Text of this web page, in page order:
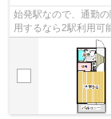
始発駅なので、通勤
用するなら2駅利用可
徒歩10分の物件です